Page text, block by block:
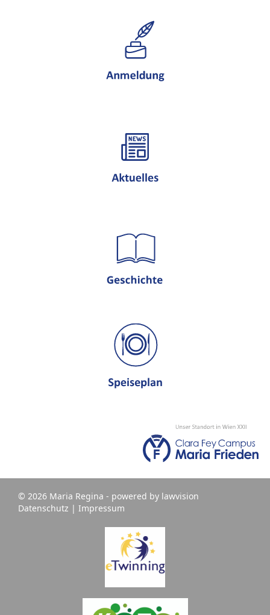
© 2026 Maria Regina - powered by lawvision
Datenschutz | Impressum